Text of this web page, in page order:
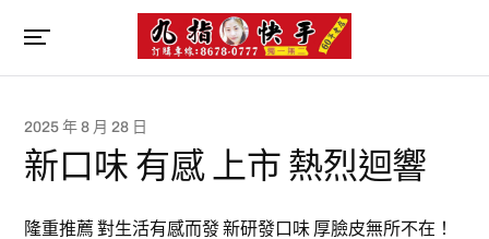
2025 年 8 月 28 日
新口味 有感 上市 熱烈迴響
隆重推薦 對生活有感而發 新研發口味 厚臉皮無所不在！